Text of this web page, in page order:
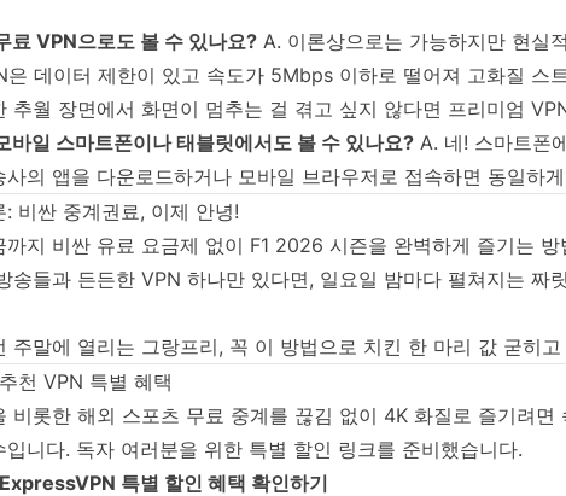
료 VPN으로도 볼 수 있나요? A. 이론상으로는 가능하지만 현실
은 데이터 제한이 있고 속도가 5Mbps 이하로 떨어져 고화질 스
추월 장면에서 화면이 멈추는 걸 겪고 싶지 않다면 프리미엄
바일 스마트폰이나 태블릿에서도 볼 수 있나요? A. 네! 스마트폰
사의 앱을 다운로드하거나 모바일 브라우저로 접속하면 동일하
: 비싼 중계권료, 이제 안녕!
까지 비싼 유료 요금제 없이 F1 2026 시즌을 완벽하게 즐기는
송들과 든든한 VPN 하나만 있다면, 일요일 밤마다 펼쳐지는 짜
주말에 열리는 그랑프리, 꼭 이 방법으로 치킨 한 마리 값 굳히
천 VPN 특별 혜택
비롯한 해외 스포츠 무료 중계를 끊김 없이 4K 화질로 즐기려
입니다. 독자 여러분을 위한 특별 할인 링크를 준비했습니다.
ExpressVPN 특별 할인 혜택 확인하기